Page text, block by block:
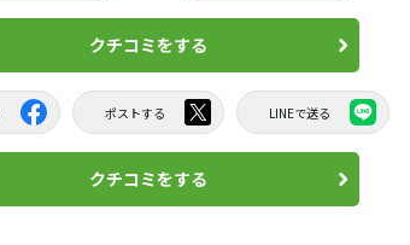
クチコミをする
ポストする LINEで送る
クチコミをする